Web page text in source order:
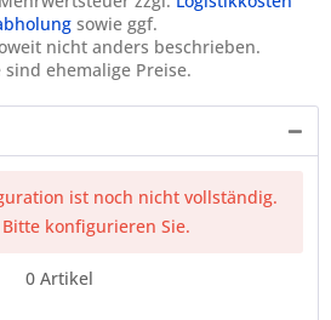
sowie ggf.
nicht anders beschrieben.
ehemalige Preise.
ist noch nicht vollständig.
Bitte konfigurieren Sie.
0 Artikel